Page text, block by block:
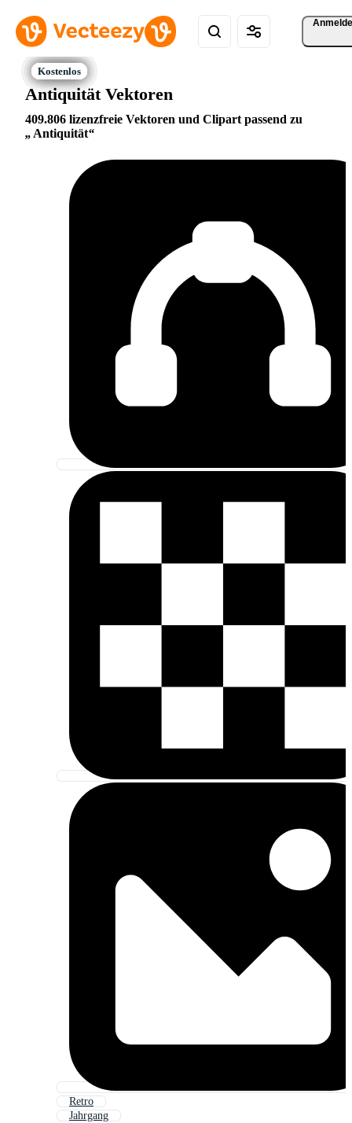
Antiquität Vektoren
409.806 lizenzfreie Vektoren und Clipart passend zu
Antiquität
Retro
Jahrgang